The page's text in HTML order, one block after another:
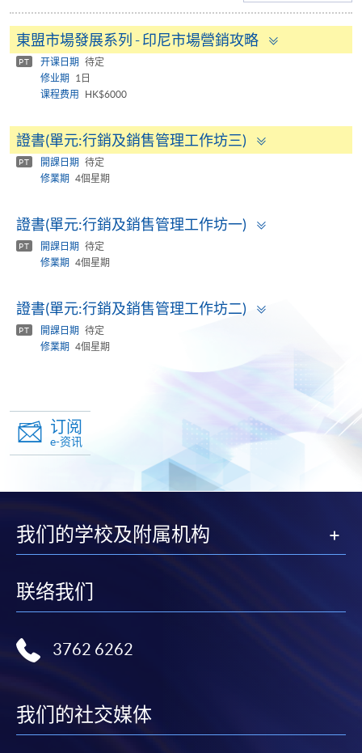
東盟市場發展系列 - 印尼市場營銷攻略
panel
PT 开课日期
待定
修业期
1日
课程费用
HK$6000
證書(單元:行銷及銷售管理工作坊三)
panel
PT 開課日期
待定
修業期
4個星期
證書(單元:行銷及銷售管理工作坊一)
PT 開課日期
待定
修業期
4個星期
證書(單元:行銷及銷售管理工作坊二)
PT 開課日期
待定
修業期
4個星期
订阅
e-资讯
我们的学校及附属机构
联络我们
3762 6262
我们的社交媒体